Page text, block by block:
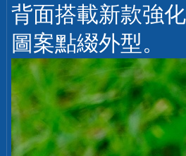
背面搭載新款強
圖案點綴外型。